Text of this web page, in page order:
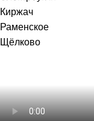
Киржач
Раменское
Щёлково